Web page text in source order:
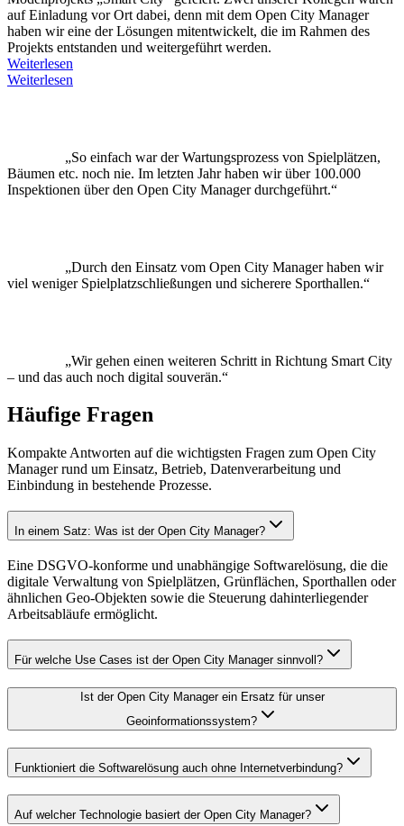
auf Einladung vor Ort dabei, denn mit dem Open City Manager
haben wir eine der Lösungen mitentwickelt, die im Rahmen des
Projekts entstanden und weitergeführt werden.
Weiterlesen
Weiterlesen
So einfach war der Wartungsprozess von Spielplätzen,
Bäumen etc. noch nie. Im letzten Jahr haben wir über 100.000
Inspektionen über den Open City Manager durchgeführt.
Durch den Einsatz vom Open City Manager haben wir
viel weniger Spielplatzschließungen und sicherere Sporthallen.
Wir gehen einen weiteren Schritt in Richtung Smart City
– und das auch noch digital souverän.
Häufige Fragen
Kompakte Antworten auf die wichtigsten Fragen zum Open City
Manager rund um Einsatz, Betrieb, Datenverarbeitung und
Einbindung in bestehende Prozesse.
In einem Satz: Was ist der Open City Manager?
Eine DSGVO-konforme und unabhängige Softwarelösung, die die
digitale Verwaltung von Spielplätzen, Grünflächen, Sporthallen oder
ähnlichen Geo-Objekten sowie die Steuerung dahinterliegender
Arbeitsabläufe ermöglicht.
Für welche Use Cases ist der Open City Manager sinnvoll?
Ist der Open City Manager ein Ersatz für unser
Geoinformationssystem?
Funktioniert die Softwarelösung auch ohne Internetverbindung?
Auf welcher Technologie basiert der Open City Manager?